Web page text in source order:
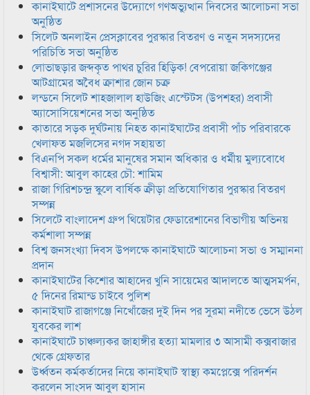
কানাইঘাটে প্রশাসনের উদ্যোগে গণঅভ্যুত্থান দিবসের আলোচনা সভা
অনুষ্ঠিত
সিলেট অনলাইন প্রেসক্লাবের পুরস্কার বিতরণ ও নতুন সদস্যদের
পরিচিতি সভা অনুষ্ঠিত
লোভাছড়ার জব্দকৃত পাথর চুরির হিড়িক! বেপরোয়া জকিগঞ্জের
আটগ্রামের অবৈধ ক্রাশার জোন চক্র
লন্ডনে সিলেট শাহজালাল হাউজিং এস্টেটস (উপশহর) প্রবাসী
অ্যাসোসিয়েশনের সভা অনুষ্ঠিত
কাতারে সড়ক দুর্ঘটনায় নিহত কানাইঘাটের প্রবাসী পাঁচ পরিবারকে
খেলাফত মজলিসের নগদ সহায়তা
বিএনপি সকল ধর্মের মানুষের সমান অধিকার ও ধর্মীয় মুল্যবোধে
বিশ্বাসী: আবুল কাহের চৌ: শামিম
রাজা গিরিশচন্দ্র স্কুলে বার্ষিক ক্রীড়া প্রতিযোগিতার পুরস্কার বিতরণ
সম্পন্ন
সিলেটে বাংলাদেশ গ্রুপ থিয়েটার ফেডারেশানের বিভাগীয় অভিনয়
কর্মশালা সম্পন্ন
বিশ্ব জনসংখ্যা দিবস উপলক্ষে কানাইঘাটে আলোচনা সভা ও সম্মাননা
প্রদান
কানাইঘাটের কিশোর আহাদের খুনি সায়েমের আদালতে আত্মসমর্পন,
৫ দিনের রিমান্ড চাইবে পুলিশ
কানাইঘাট রাজাগঞ্জে নিখোঁজের দুই দিন পর সুরমা নদীতে ভেসে উঠল
যুবকের লাশ
কানাইঘাটে চাঞ্চল্যকর জাহাঙ্গীর হত্যা মামলার ৩ আসামী কক্সবাজার
থেকে গ্রেফতার
উর্ধ্বতন কর্মকর্তাদের নিয়ে কানাইঘাট স্বাস্থ্য কমপ্লেক্সে পরিদর্শন
করলেন সাংসদ আবুল হাসান